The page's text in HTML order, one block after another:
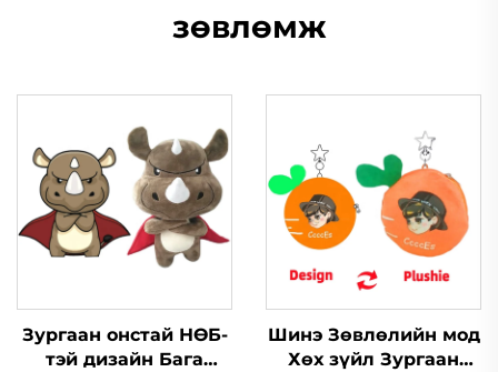
зөвлөмж
Зургаан онстай НӨБ-
тэй дизайн Бага
Шинэ Зөвлөлийн мод
Хөх зүйл Зургаан